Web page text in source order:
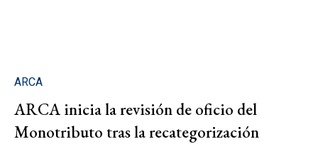
ARCA
ARCA inicia la revisión de oficio del
Monotributo tras la recategorización